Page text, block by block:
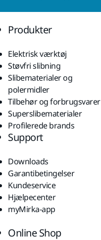
Produkter
Elektrisk værktøj
Støvfri slibning
Slibematerialer og
polermidler
Tilbehør og forbrugsvarer
Superslibematerialer
Profilerede brands
Support
Downloads
Garantibetingelser
Kundeservice
Hjælpecenter
myMirka-app
Online Shop